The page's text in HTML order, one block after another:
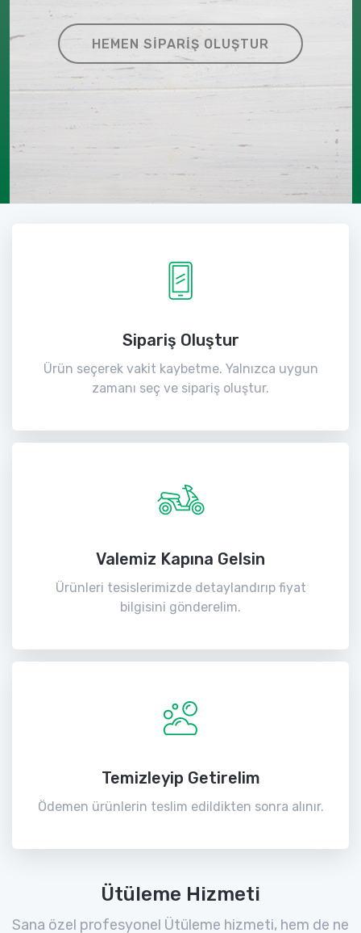
HEMEN SIPARIŞ OLUŞTUR
Sipariş Oluştur
Ürün seçerek vakit kaybetme. Yalnızca uygun
zamanı seç ve sipariş oluştur.
Valemiz Kapına Gelsin
Ürünleri tesislerimizde detaylandırıp fiyat
bilgisini gönderelim.
Temizleyip Getirelim
Ödemen ürünlerin teslim edildikten sonra alınır.
Ütüleme Hizmeti
Sana özel profesyonel Ütüleme hizmeti, hem de ne